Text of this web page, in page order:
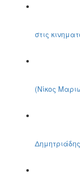
στις
(Νίκος